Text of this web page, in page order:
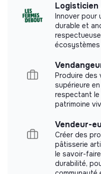
Innover pour
durable et
écosystèmes
Produire des
supérieure
respectant
patrimoine
Vendeur-
Créer des
pâtisserie
le savoir-
durabilité,